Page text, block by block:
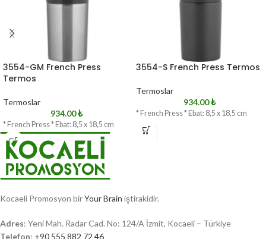
3554-GM French Press
Termos
Termoslar
934.00₺
* French Press * Ebat: 8,5 x 18,5 cm
3554-S French Press Termos
Termoslar
934.00₺
* French Press * Ebat: 8,5 x 18,5 cm
Kocaeli Promosyon birYour Brain iştirakidir.
Adres: Yeni Mah. Radar Cad. No: 124/A İzmit, Kocaeli – Türkiye
Telefon: +90 555 882 72 46